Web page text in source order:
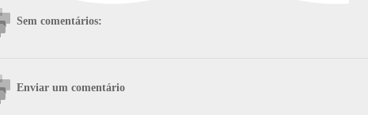
Sem comentários:
Enviar um comentário